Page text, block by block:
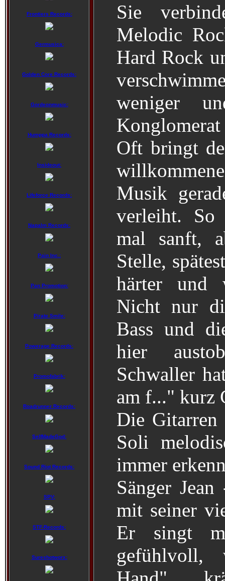
Frontiers Records:
Germusica:
Golden Core Records:
Gordeonmusic:
Humppa Records:
Insideout:
Lifeforce Records:
Napalm Records:
Pain Inc.:
Pan Promotion:
Pirate Smile:
Powerage Records:
Promofabrik:
Roadrunner Records:
SelfMadeGod:
Sound Riot Records:
SPV:
STF-Records:
Sureshotworx:
Sie
Melodic
Hard Rock
weniger
Oft bringt
Musik
verleiht. So
mal sanft,
Stelle,
härter und
Nicht nur
Bass und
hier
Schwaller
am f..." kurz
Die
Soli
immer
Sänger
mit seiner
Er singt